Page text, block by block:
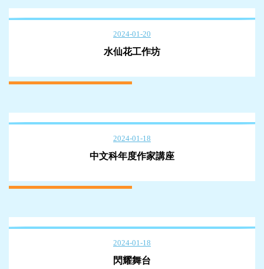
2024-01-20
水仙花工作坊
2024-01-18
中文科年度作家講座
2024-01-18
閃耀舞台